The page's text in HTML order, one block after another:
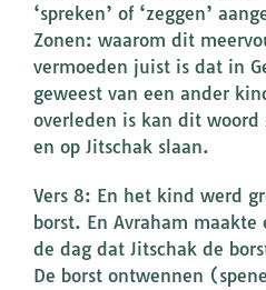
‘spreken’ of ‘zeggen’
Zonen: waarom dit
vermoeden juist is dat in
geweest van een ander
overleden is kan dit
en op Jitschak slaan.
Vers 8: En het kind werd
borst. En Avraham
de dag dat Jitschak de
De borst ontwennen